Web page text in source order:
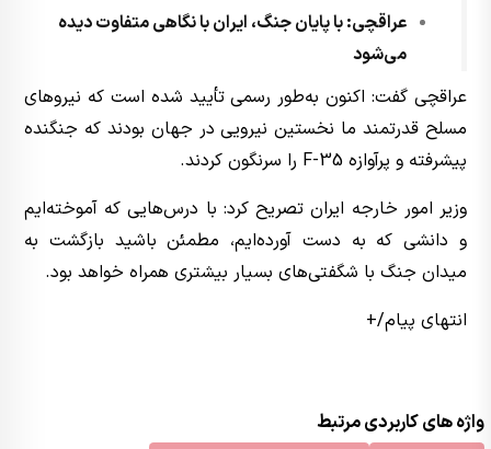
عراقچی: با پایان جنگ، ایران با نگاهی متفاوت دیده
می‌شود
عراقچی گفت: اکنون به‌طور رسمی تأیید شده است که نیروهای
مسلح قدرتمند ما نخستین نیرویی در جهان بودند که جنگنده
پیشرفته و پرآوازه F-35 را سرنگون کردند.
وزیر امور خارجه ایران تصریح کرد: با درس‌هایی که آموخته‌ایم
و دانشی که به دست آورده‌ایم، مطمئن باشید بازگشت به
میدان جنگ با شگفتی‌های بسیار بیشتری همراه خواهد بود.
انتهای پیام/+
واژه های کاربردی مرتبط